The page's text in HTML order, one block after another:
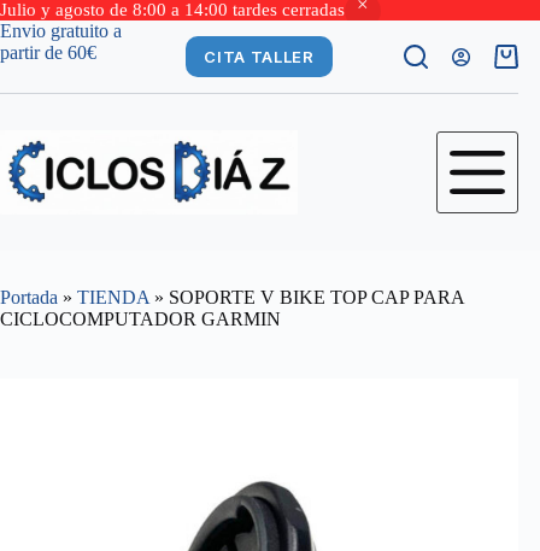
Julio y agosto de 8:00 a 14:00 tardes cerradas
Saltar
al
Envio gratuito a
partir de 60€
CITA TALLER
Carro
Portada » TIENDA » SOPORTE V BIKE TOP CAP PARA
CICLOCOMPUTADOR GARMIN